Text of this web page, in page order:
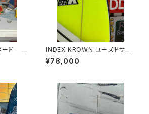
ード シ
INDEX KROWN ユーズドサー
フボード
¥78,000